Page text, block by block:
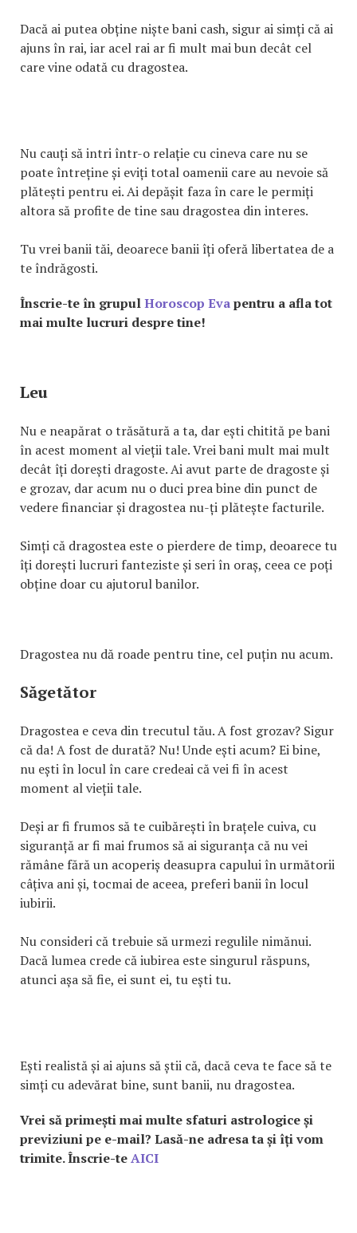
Dacă ai putea obține niște bani cash, sigur ai simți că ai
ajuns în rai, iar acel rai ar fi mult mai bun decât cel
care vine odată cu dragostea.
Nu cauți să intri într-o relație cu cineva care nu se
poate întreține și eviți total oamenii care au nevoie să
plătești pentru ei. Ai depășit faza în care le permiți
altora să profite de tine sau dragostea din interes.
Tu vrei banii tăi, deoarece banii îți oferă libertatea de a
te îndrăgosti.
Înscrie-te în grupulHoroscop Evapentru a afla tot
mai multe lucruri despre tine!
Leu
Nu e neapărat o trăsătură a ta, dar ești chitită pe bani
în acest moment al vieții tale. Vrei bani mult mai mult
decât îți dorești dragoste. Ai avut parte de dragoste și
e grozav, dar acum nu o duci prea bine din punct de
vedere financiar și dragostea nu-ți plătește facturile.
Simți că dragostea este o pierdere de timp, deoarece tu
îți dorești lucruri fanteziste și seri în oraș, ceea ce poți
obține doar cu ajutorul banilor.
Dragostea nu dă roade pentru tine, cel puțin nu acum.
Săgetător
Dragostea e ceva din trecutul tău. A fost grozav? Sigur
că da! A fost de durată? Nu! Unde ești acum? Ei bine,
nu ești în locul în care credeai că vei fi în acest
moment al vieții tale.
Deși ar fi frumos să te cuibărești în brațele cuiva, cu
siguranță ar fi mai frumos să ai siguranța că nu vei
rămâne fără un acoperiș deasupra capului în următorii
câțiva ani și, tocmai de aceea, preferi banii în locul
iubirii.
Nu consideri că trebuie să urmezi regulile nimănui.
Dacă lumea crede că iubirea este singurul răspuns,
atunci așa să fie, ei sunt ei, tu ești tu.
Ești realistă și ai ajuns să știi că, dacă ceva te face să te
simți cu adevărat bine, sunt banii, nu dragostea.
Vrei să primești mai multe sfaturi astrologice și
previziuni pe e-mail? Lasă-ne adresa ta și îți vom
trimite. Înscrie-teAICI